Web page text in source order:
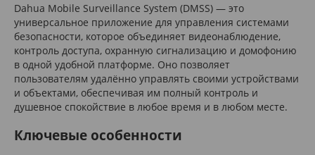
Dahua Mobile Surveillance System (DMSS) — это
универсальное приложение для управления системами
безопасности, которое объединяет видеонаблюдение,
контроль доступа, охранную сигнализацию и домофонию
в одной удобной платформе. Оно позволяет
пользователям удалённо управлять своими устройствами
и объектами, обеспечивая им полный контроль и
душевное спокойствие в любое время и в любом месте.
Ключевые особенности